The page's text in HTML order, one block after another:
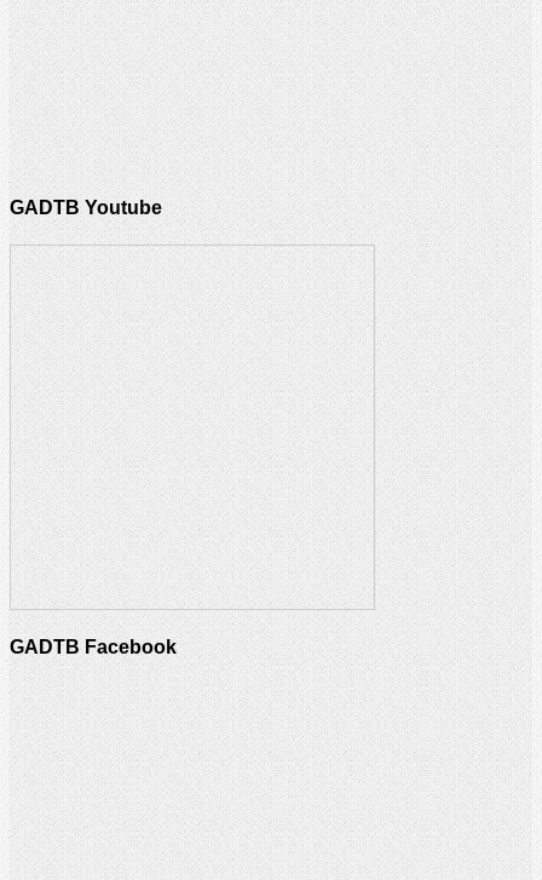
GADTB Youtube
GADTB Facebook